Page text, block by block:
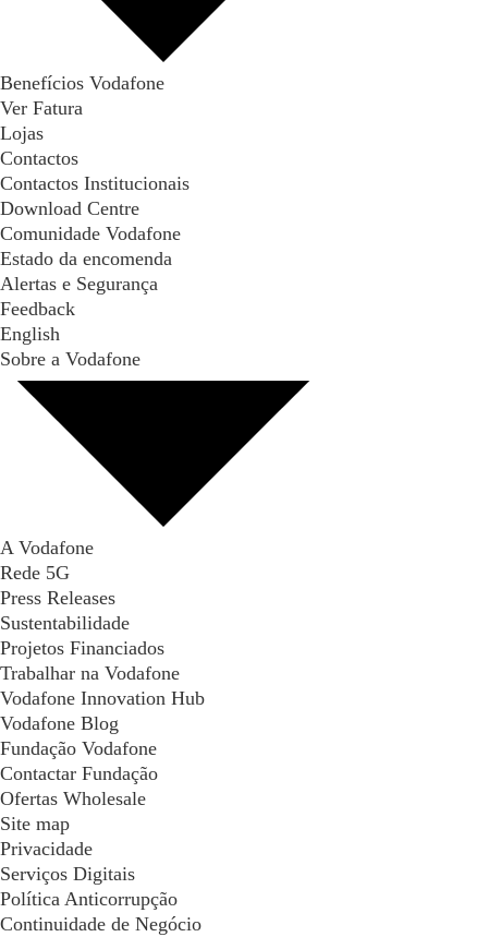
Benefícios Vodafone
Ver Fatura
Lojas
Contactos
Contactos Institucionais
Download Centre
Comunidade Vodafone
Estado da encomenda
Alertas e Segurança
Feedback
English
Sobre a Vodafone
A Vodafone
Rede 5G
Press Releases
Sustentabilidade
Projetos Financiados
Trabalhar na Vodafone
Vodafone Innovation Hub
Vodafone Blog
Fundação Vodafone
Contactar Fundação
Ofertas Wholesale
Site map
Privacidade
Serviços Digitais
Política Anticorrupção
Continuidade de Negócio